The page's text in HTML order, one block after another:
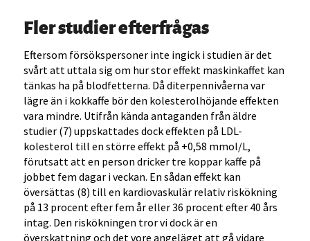
Fler studierefterfrågas
Eftersom försökspersoner inte ingick i studien är det
svårt att uttala sig om hur stor effekt maskinkaffet kan
tänkas ha på blodfetterna. Då diterpennivåerna var
lägre än i kokkaffe bör den kolesterolhöjande effekten
vara mindre. Utifrån kända antaganden från äldre
studier (7) uppskattades dock effekten på LDL-
kolesterol till en större effekt på +0,58 mmol/L,
förutsatt att en person dricker tre koppar kaffe på
jobbet fem dagar i veckan. En sådan effekt kan
översättas (8) till en kardiovaskulär relativ riskökning
på 13 procent efter fem år eller 36 procent efter 40 års
intag. Den riskökningen tror vi dock är en
överskattning och det vore angeläget att gå vidare